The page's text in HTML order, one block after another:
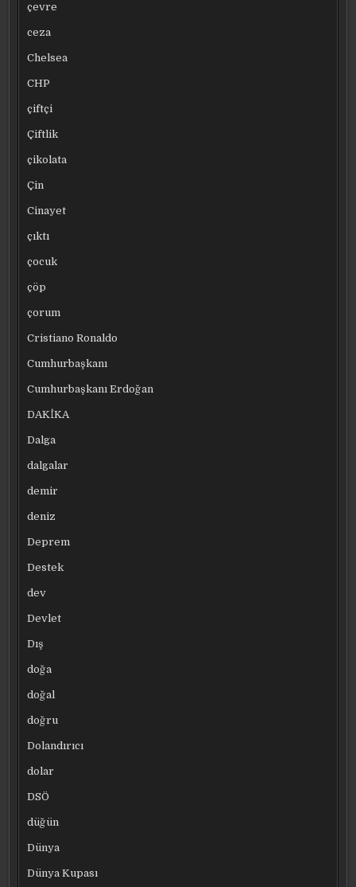
çevre
ceza
Chelsea
CHP
çiftçi
Çiftlik
çikolata
Çin
Cinayet
çıktı
çocuk
çöp
çorum
Cristiano Ronaldo
Cumhurbaşkanı
Cumhurbaşkanı Erdoğan
DAKİKA
Dalga
dalgalar
demir
deniz
Deprem
Destek
dev
Devlet
Dış
doğa
doğal
doğru
Dolandırıcı
dolar
DSÖ
düğün
Dünya
Dünya Kupası